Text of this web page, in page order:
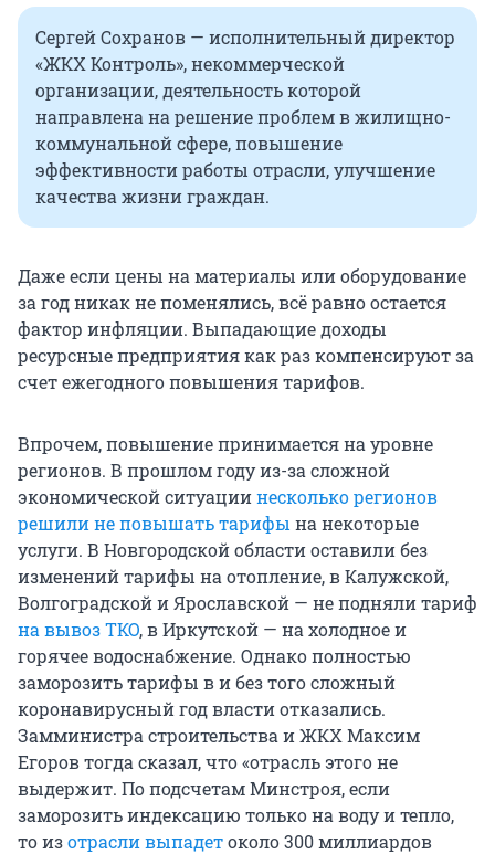
Сергей Сохранов — исполнительный директор
«ЖКХ Контроль», некоммерческой
организации, деятельность которой
направлена на решение проблем в жилищно-
коммунальной сфере, повышение
эффективности работы отрасли, улучшение
качества жизни граждан.
Даже если цены на материалы или оборудование
за год никак не поменялись, всё равно остается
фактор инфляции. Выпадающие доходы
ресурсные предприятия как раз компенсируют за
счет ежегодного повышения тарифов.
Впрочем, повышение принимается на уровне
регионов. В прошлом году из-за сложной
экономической ситуациинесколько регионов
решили не повышать тарифы на некоторые
услуги. В Новгородской области оставили без
изменений тарифы на отопление, в Калужской,
Волгоградской и Ярославской — не подняли тариф
на вывоз ТКО, в Иркутской — на холодное и
горячее водоснабжение. Однако полностью
заморозить тарифы в и без того сложный
коронавирусный год власти отказались.
Замминистра строительства и ЖКХ Максим
Егоров тогда сказал, что «отрасль этого не
выдержит. По подсчетам Минстроя, если
заморозить индексацию только на воду и тепло,
то изотрасли выпадетоколо 300 миллиардов